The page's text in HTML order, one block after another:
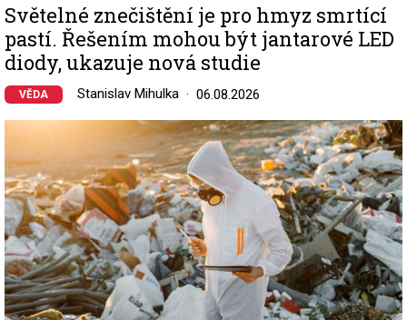
Světelné znečištění je pro hmyz smrtící
pastí. Řešením mohou být jantarové LED
diody, ukazuje nová studie
VĚDA Stanislav Mihulka 06.08.2026
Image